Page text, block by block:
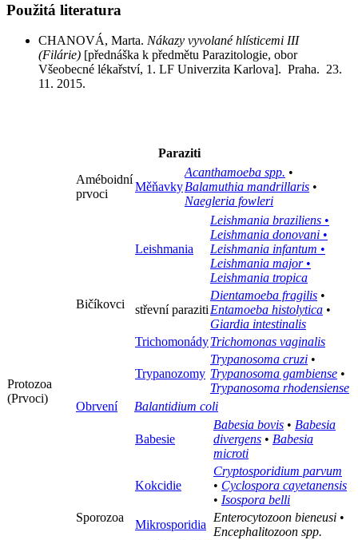
Použitá literatura
CHANOVÁ, Marta. Nákazy vyvolané hlísticemi III
(Filárie) [přednáška k předmětu Parazitologie, obor
Všeobecné lékařství, 1. LF Univerzita Karlova]. Praha. 23.
11. 2015.
Paraziti
Protozoa
(Prvoci)
Améboidní
prvoci
Měňavky
Acanthamoeba spp. •
Balamuthia mandrillaris •
Naegleria fowleri
Bičíkovci
Leishmania
Leishmania braziliens •
Leishmania donovani •
Leishmania infantum •
Leishmania major•
Leishmania tropica
střevní paraziti
Dientamoeba fragilis •
Entamoeba histolytica •
Giardia intestinalis
TrichomonádyTrichomonas vaginalis
Trypanozomy
Trypanosoma cruzi •
Trypanosoma gambiense •
Trypanosoma rhodensiense
Obrvení
Balantidium coli
Sporozoa
Babesie
Babesia bovis • Babesia
divergens • Babesia
microti
Kokcidie
Cryptosporidium parvum
• Cyclospora cayetanensis
• Isospora belli
Mikrosporidia
Enterocytozoon bieneusi •
Encephalitozoon spp.